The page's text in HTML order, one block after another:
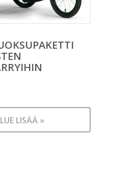
LUE LISÄÄ »